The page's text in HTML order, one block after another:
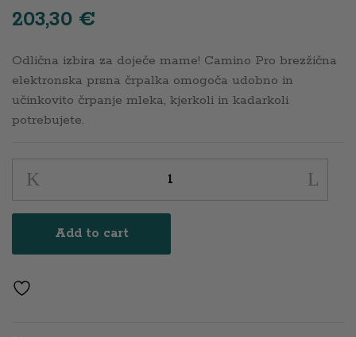
203,30 €
Odlična izbira za doječe mame! Camino Pro brezžična
elektronska prsna črpalka omogoča udobno in
učinkovito črpanje mleka, kjerkoli in kadarkoli
potrebujete.
Pro
Brezžična
Elektronska
Prsna
Črpalka
quantity
Add to cart